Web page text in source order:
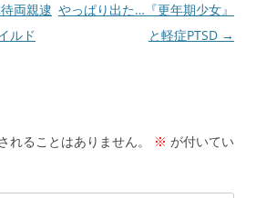
両親逮
ルド
やっぱり出た…『更年期少女』
と軽症PTSD →
れることはありません。 ※ が付いてい